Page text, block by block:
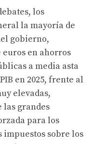
los
la mayoría de
gobierno,
euros en ahorros
a media asta
en 2025, frente al
elevadas,
grandes
para los
impuestos sobre los